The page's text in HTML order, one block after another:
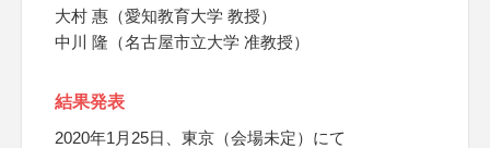
大村 惠（愛知教育大学 教授）
中川 隆（名古屋市立大学 准教授）
結果発表
2020年1月25日、東京（会場未定）にて